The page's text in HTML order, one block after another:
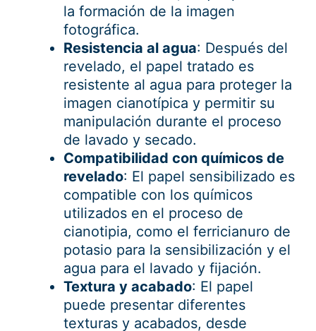
la formación de la imagen
fotográfica.
Resistencia al agua: Después del
revelado, el papel tratado es
resistente al agua para proteger la
imagen cianotípica y permitir su
manipulación durante el proceso
de lavado y secado.
Compatibilidad con químicos de
revelado: El papel sensibilizado es
compatible con los químicos
utilizados en el proceso de
cianotipia, como el ferricianuro de
potasio para la sensibilización y el
agua para el lavado y fijación.
Textura y acabado: El papel
puede presentar diferentes
texturas y acabados, desde